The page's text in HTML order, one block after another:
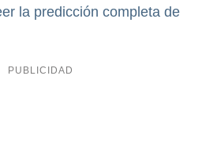
la predicción completa de